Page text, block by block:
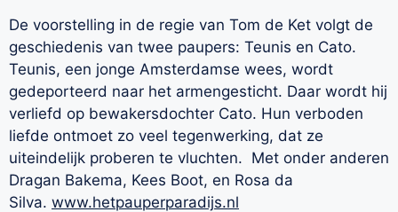
De voorstelling in de regie van Tom de Ket volgt de
geschiedenis van twee paupers: Teunis en Cato.
Teunis, een jonge Amsterdamse wees, wordt
gedeporteerd naar het armengesticht. Daar wordt hij
verliefd op bewakersdochter Cato. Hun verboden
liefde ontmoet zo veel tegenwerking, dat ze
uiteindelijk proberen te vluchten. Met onder anderen
Dragan Bakema, Kees Boot, en Rosa da
Silva. www.hetpauperparadijs.nl